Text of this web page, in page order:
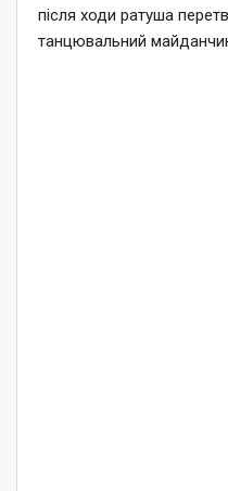
після ходи ратуша
танцювальний